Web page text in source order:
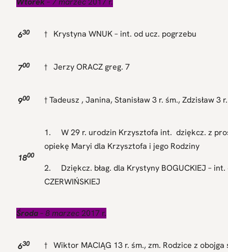
630 † Krystyna WNUK – int. od ucz. pogrzebu
700 † Jerzy ORACZ greg. 7
900 † Tadeusz , Janina, Stanisław 3 r. śm., Zdzisław 3
1800
1. W 29 r. urodzin Krzysztofa int. dziękcz. z
opiekę Maryi dla Krzysztofa i jego Rodziny
2. Dziękcz. błag. dla Krystyny BOGUCKIEJ – int.
CZERWIŃSKIEJ
Środa– 8 marzec 2017 r.
630 † Wiktor MACIĄG 13 r. śm., zm. Rodzice z